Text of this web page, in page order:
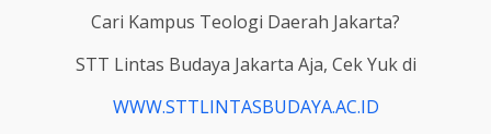
Cari Kampus Teologi Daerah Jakarta?
STT Lintas Budaya Jakarta Aja, Cek Yuk di
WWW.STTLINTASBUDAYA.AC.ID